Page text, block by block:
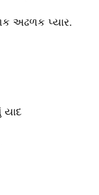
અઢળક પ્યાર.
યાદ